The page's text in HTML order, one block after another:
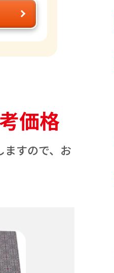
価格
すので、お